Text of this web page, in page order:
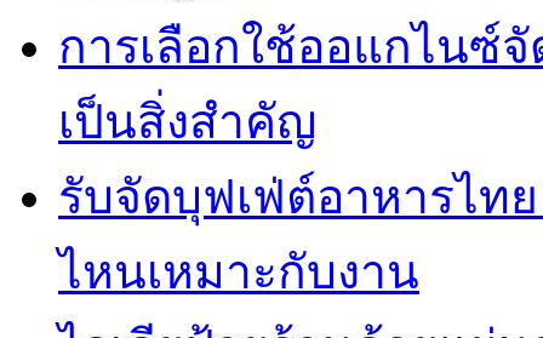
การเลือกใช้ออแกไนซ์
เป็นสิ่งสำคัญ
รับจัดบุฟเฟ่ต์อาหารไท
ไหนเหมาะกับงาน